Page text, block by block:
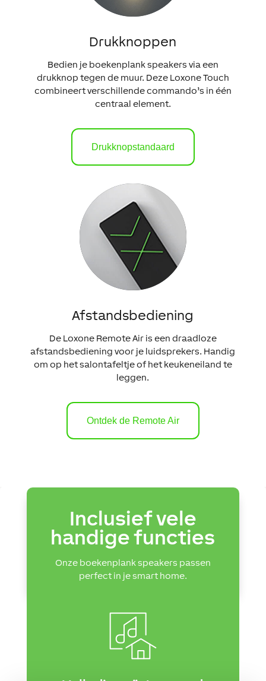
Drukknoppen
Bedien je boekenplank speakers via een
drukknop tegen de muur. Deze Loxone Touch
combineert verschillende commando’s in één
centraal element.
Drukknopstandaard
Afstandsbediening
De Loxone Remote Air is een draadloze
afstandsbediening voor je luidsprekers. Handig
om op het salontafeltje of het keukeneiland te
leggen.
Ontdek de Remote Air
Inclusief vele
handige functies
Onze boekenplank speakers passen
perfect in je smart home.